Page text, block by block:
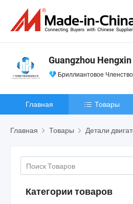
Guangzhou
Бриллиантовое Членство
Главная Товары
Главная Товары Детали
Категории товаров